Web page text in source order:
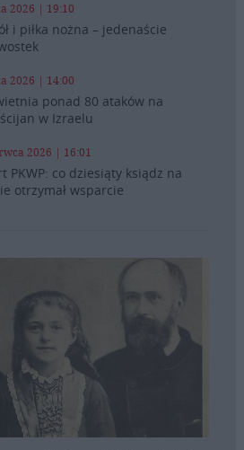
2026 | 19:10
i piłka nożna – jedenaście
2026 | 14:00
ponad 80 ataków na
w Izraelu
2026 | 16:01
PKWP: co dziesiąty ksiądz na
otrzymał wsparcie